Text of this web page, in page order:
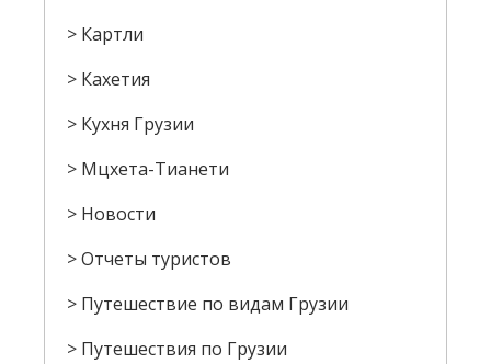
Картли
Кахетия
Кухня Грузии
Мцхета-Тианети
Новости
Отчеты туристов
Путешествие по видам Грузии
Путешествия по Грузии